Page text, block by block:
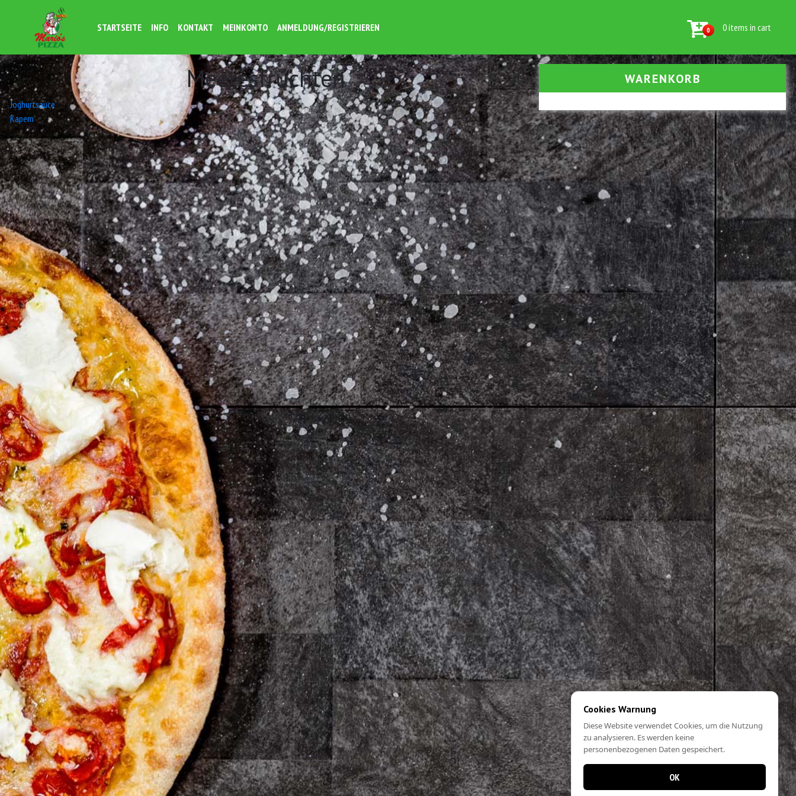
STARTSEITE INFO KONTAKT MEINKONTO ANMELDUNG/REGISTRIEREN 0 0 items in cart
Meeresfrüchten
Beitrags-
Navigation
Joghurtsauce
Kapern
WARENKORB
Cookies Warnung
Diese Website verwendet Cookies, um die Nutzung
zu analysieren. Es werden keine
personenbezogenen Daten gespeichert.
OK